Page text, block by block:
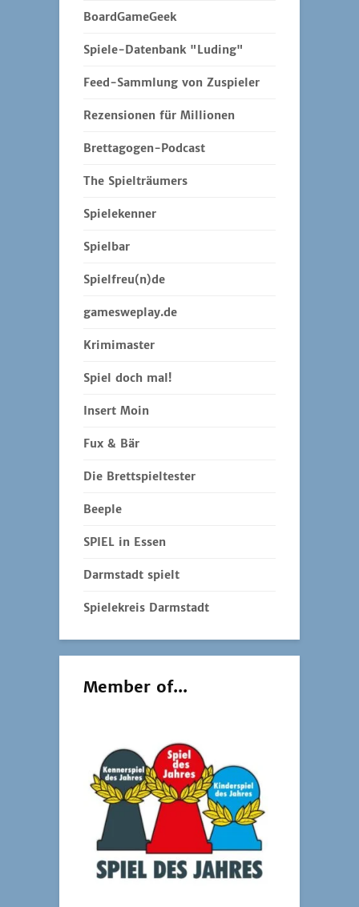
BoardGameGeek
Spiele-Datenbank "Luding"
Feed-Sammlung von Zuspieler
Rezensionen für Millionen
Brettagogen-Podcast
The Spielträumers
Spielekenner
Spielbar
Spielfreu(n)de
gamesweplay.de
Krimimaster
Spiel doch mal!
Insert Moin
Fux & Bär
Die Brettspieltester
Beeple
SPIEL in Essen
Darmstadt spielt
Spielekreis Darmstadt
Member of...